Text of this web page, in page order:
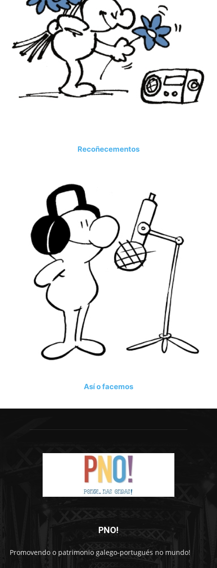
Recoñecementos
Así o facemos
PNO!
Promovendo o patrimonio galego-portugués no mundo!